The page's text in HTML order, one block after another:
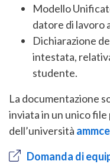
Modello
datore di lavoro
Dichiarazione
intestata,
studente.
La documentazione
inviata in un unico file
dell’università
Domanda di